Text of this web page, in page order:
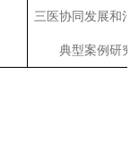
三医协同发展和治
典型案例研究